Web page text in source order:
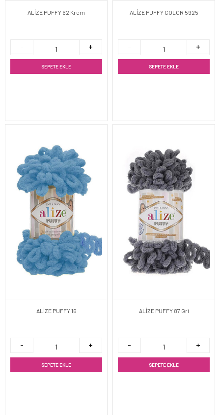
ALİZE PUFFY 62 Krem
SEPETE EKLE
ALİZE PUFFY COLOR 5925
SEPETE EKLE
ALİZE PUFFY 16
SEPETE EKLE
ALİZE PUFFY 87 Gri
SEPETE EKLE